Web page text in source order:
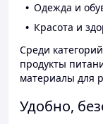
Одежда и
Красота и
Среди
продукты
материалы для
Удобно,